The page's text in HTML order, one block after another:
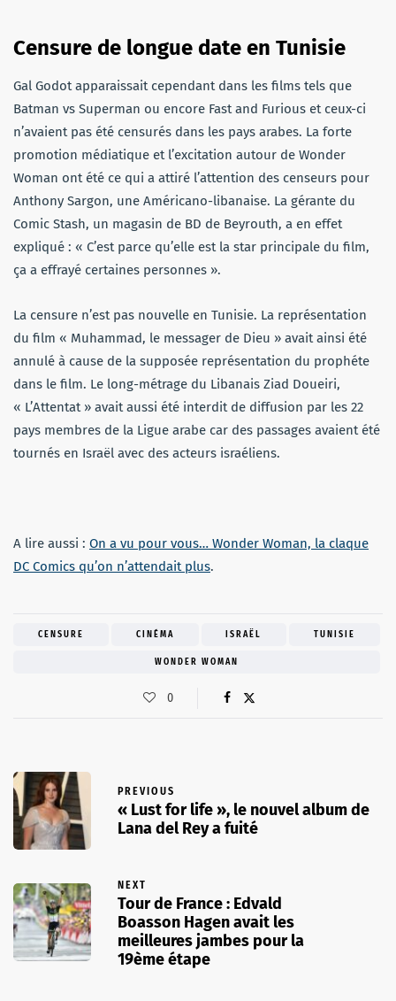
Censure de longue date en Tunisie
Gal Godot apparaissait cependant dans les films tels que
Batman vs Superman ou encore Fast and Furious et ceux-ci
n’avaient pas été censurés dans les pays arabes. La forte
promotion médiatique et l’excitation autour de Wonder
Woman ont été ce qui a attiré l’attention des censeurs pour
Anthony Sargon, une Américano-libanaise. La gérante du
Comic Stash, un magasin de BD de Beyrouth, a en effet
expliqué : « C’est parce qu’elle est la star principale du film,
ça a effrayé certaines personnes ».
La censure n’est pas nouvelle en Tunisie. La représentation
du film « Muhammad, le messager de Dieu » avait ainsi été
annulé à cause de la supposée représentation du prophéte
dans le film. Le long-métrage du Libanais Ziad Doueiri,
« L’Attentat » avait aussi été interdit de diffusion par les 22
pays membres de la Ligue arabe car des passages avaient été
tournés en Israël avec des acteurs israéliens.
A lire aussi : On a vu pour vous… Wonder Woman, la claque
DC Comics qu’on n’attendait plus.
CENSURE CINÉMA ISRAËL TUNISIE
WONDER WOMAN
0
PREVIOUS
« Lust for life », le nouvel album de
Lana del Rey a fuité
NEXT
Tour de France : Edvald
Boasson Hagen avait les
meilleures jambes pour la
19ème étape